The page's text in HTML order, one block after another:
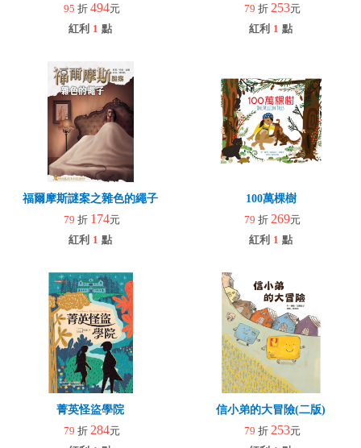
95 折 494元
紅利 1 點
79 折 253元
紅利 1 點
福爾摩斯謎案之雜色的繩子
79 折 174元
紅利 1 點
100萬棵樹
79 折 269元
紅利 1 點
菁英怪盜學院
79 折 284元
信小弟的大冒險(二版)
79 折 253元